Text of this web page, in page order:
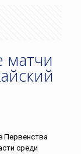
Первенства
среди